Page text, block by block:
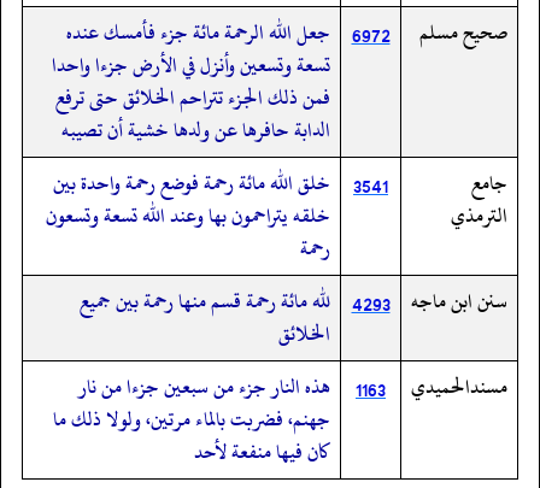
صحيح مسلم
6972 جعل الله الرحمة مائة جزء فأمسك عنده
تسعة وتسعين وأنزل في الأرض جزءا واحدا
فمن ذلك الجزء تتراحم الخلائق حتى ترفع
الدابة حافرها عن ولدها خشية أن تصيبه
جامع
الترمذي
3541
خلق الله مائة رحمة فوضع رحمة واحدة بين
خلقه يتراحمون بها وعند الله تسعة وتسعون
رحمة
سنن ابن ماجه 4293 لله مائة رحمة قسم منها رحمة بين جميع
الخلائق
مسندالحميدي
1163
هذه النار جزء من سبعين جزءا من نار
جهنم، فضربت بالماء مرتين، ولولا ذلك ما
كان فيها منفعة لأحد